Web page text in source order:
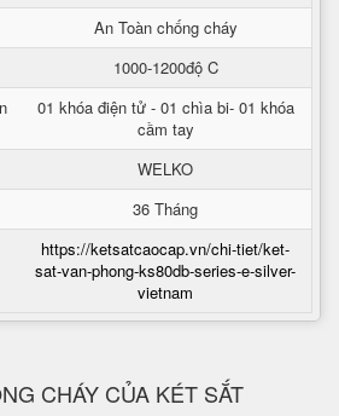
An Toàn chống cháy
1000-1200độ C
01 khóa điện tử - 01 chìa bi- 01 khóa
cầm tay
WELKO
36 Tháng
https://ketsatcaocap.vn/chi-tiet/ket-
sat-van-phong-ks80db-series-e-silver-
vietnam
CHÁY CỦA KÉT SẮT